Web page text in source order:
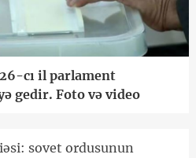
cı il parlament
gedir. Foto və video
sovet ordusunun